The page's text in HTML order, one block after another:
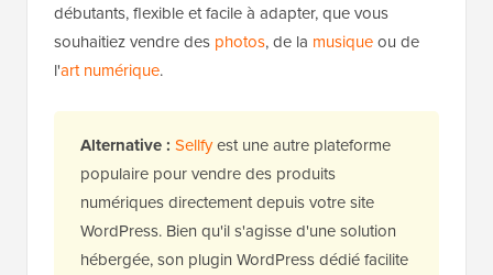
débutants, flexible et facile à adapter, que vous
souhaitiez vendre des photos, de la musiqueou de
l'art numérique.
Alternative : Sellfyest une autre plateforme
populaire pour vendre des produits
numériques directement depuis votre site
WordPress. Bien qu'il s'agisse d'une solution
hébergée, son plugin WordPress dédié facilite